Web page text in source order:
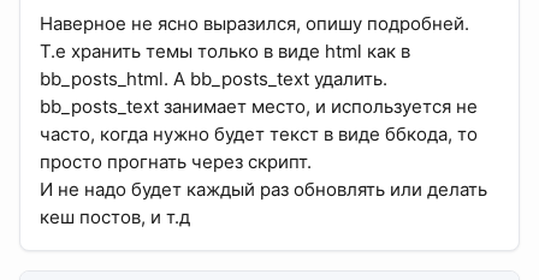
Наверное не ясно выразился, опишу подробней.
Т.е хранить темы только в виде html как в
bb_posts_html. А bb_posts_text удалить.
bb_posts_text занимает место, и используется не
часто, когда нужно будет текст в виде ббкода, то
просто прогнать через скрипт.
И не надо будет каждый раз обновлять или делать
кеш постов, и т.д